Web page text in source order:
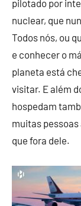
pilotado por
nuclear, que
Todos nós, ou
e conhecer o
planeta está
visitar. E além
hospedam
muitas
que fora dele.